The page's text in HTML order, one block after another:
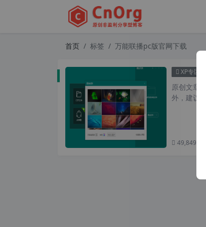
首页 标签 万能联播pc版官网下载
XP专区
原创文章
外，建议
49,849 次